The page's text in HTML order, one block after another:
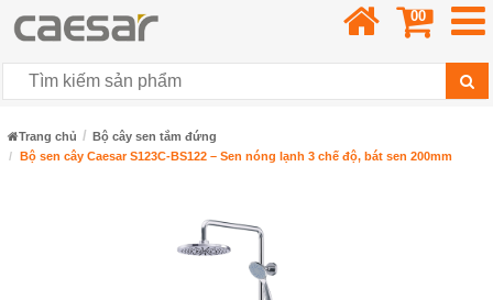
00
Trang chủ
Bộ cây sen tắm đứng
Bộ sen cây Caesar S123C-BS122 – Sen nóng lạnh 3 chế độ, bát sen 200mm